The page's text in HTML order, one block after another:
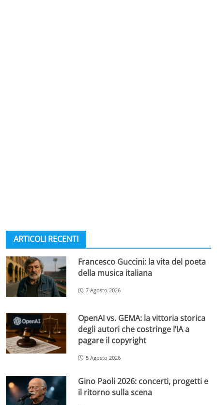
ARTICOLI RECENTI
Francesco Guccini: la vita del poeta
della musica italiana
7 Agosto 2026
OpenAI vs. GEMA: la vittoria storica
degli autori che costringe l’IA a
pagare il copyright
5 Agosto 2026
Gino Paoli 2026: concerti, progetti e
il ritorno sulla scena